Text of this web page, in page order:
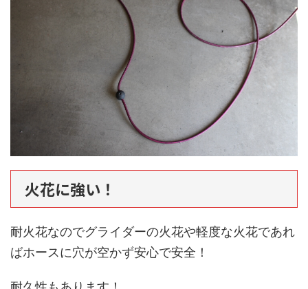
火花に強い！
耐火花なのでグライダーの火花や軽度な火花であれ
ばホースに穴が空かず安心で安全！